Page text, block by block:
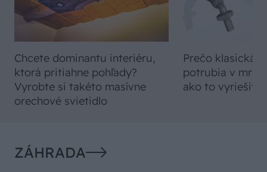
Chcete dominantu interiéru,
ktorá pritiahne pohľady?
Vyrobte si takéto masívne
orechové svietidlo
Prečo klasická
potrubia v
ako to vyriešiť
ZÁHRADA